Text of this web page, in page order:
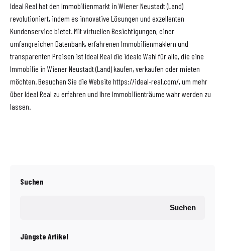
Ideal Real hat den Immobilienmarkt in Wiener Neustadt (Land)
revolutioniert, indem es innovative Lösungen und exzellenten
Kundenservice bietet. Mit virtuellen Besichtigungen, einer
umfangreichen Datenbank, erfahrenen Immobilienmaklern und
transparenten Preisen ist Ideal Real die ideale Wahl für alle, die eine
Immobilie in Wiener Neustadt (Land) kaufen, verkaufen oder mieten
möchten. Besuchen Sie die Website https://ideal-real.com/, um mehr
über Ideal Real zu erfahren und Ihre Immobilienträume wahr werden zu
lassen.
Suchen
Suchen
Jüngste Artikel